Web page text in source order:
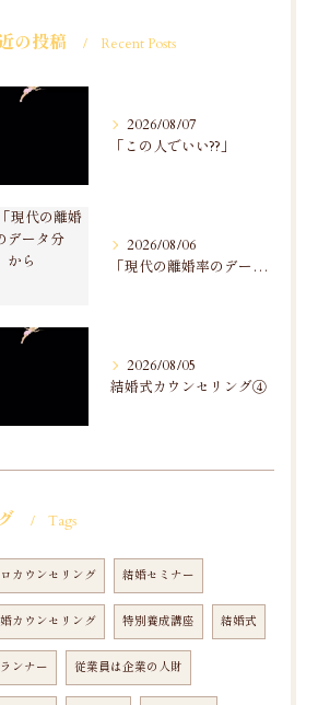
の投稿 Recent Posts
2026/08/07
「この人でいい??」
2026/08/06
「現代の離婚率のデータ分析」から
2026/08/05
結婚式カウンセリング④
Tags
カウンセリング 結婚セミナー
カウンセリング 特別養成講座 結婚式
ンナー 従業員は企業の人財